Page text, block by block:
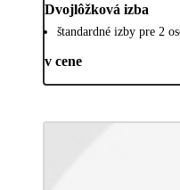
Dvojlôžková izba
štandardné izby pre 2
v cene